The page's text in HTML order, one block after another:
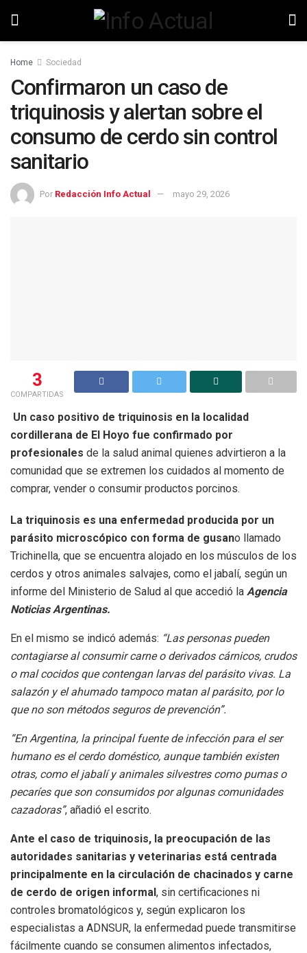
Home Sociedad
Confirmaron un caso de
triquinosis y alertan sobre el
consumo de cerdo sin control
sanitario
Por Redacción Info Actual mayo 29, 2026
3
COMPARTIDAS
Un caso positivo de triquinosis en la localidad
cordillerana de El Hoyo fue confirmado por
profesionales de la salud animal quienes advirtieron a la
comunidad que se extremen los cuidados al momento de
comprar, vender o consumir productos porcinos.
La triquinosis es una enfermedad producida por un
parásito microscópico con forma de gusano llamado
Trichinella, que se encuentra alojado en los músculos de los
cerdos y otros animales salvajes, como el jabalí, según un
informe del Ministerio de Salud al que accedió la Agencia
Noticias Argentinas.
En el mismo se indicó además: “Las personas pueden
contagiarse al consumir carne o derivados cárnicos, crudos
o mal cocidos que contengan larvas del parásito vivas. La
salazón y el ahumado tampoco matan al parásito, por lo
que no son métodos seguros de prevención”.
“En Argentina, la principal fuente de infección para el ser
humano es el cerdo doméstico, aunque también existen
otras, como el jabalí y animales silvestres como pumas o
pecaríes que son consumidos por algunas comunidades
cazadoras”, añadió el escrito.
Ante el caso de triquinosis, la preocupación de las
autoridades sanitarias y veterinarias está centrada
principalmente en la circulación de chacinados y carne
de cerdo de origen informal, sin certificaciones ni
controles bromatológicos y, según explicaron los
especialistas a ADNSUR, la enfermedad puede transmitirse
fácilmente cuando se consumen alimentos infectados,